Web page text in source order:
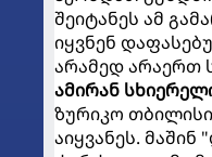
შეიტანეს ამ
იყვნენ
არამედ არაერთ
ამირან
ზურიკო
აიყვანეს.